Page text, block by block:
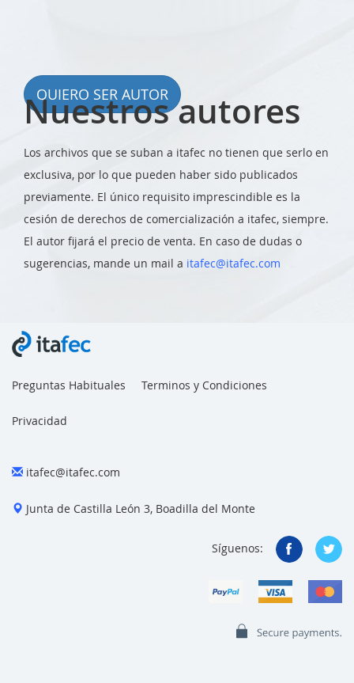
QUIERO SER AUTOR
Nuestros autores
Los archivos que se suban a itafec no tienen que serlo en
exclusiva, por lo que pueden haber sido publicados
previamente. El único requisito imprescindible es la
cesión de derechos de comercialización a itafec, siempre.
El autor fijará el precio de venta. En caso de dudas o
sugerencias, mande un mail a itafec@itafec.com
Preguntas Habituales Terminos y Condiciones
Privacidad
itafec@itafec.com
Junta de Castilla León 3, Boadilla del Monte
Síguenos: